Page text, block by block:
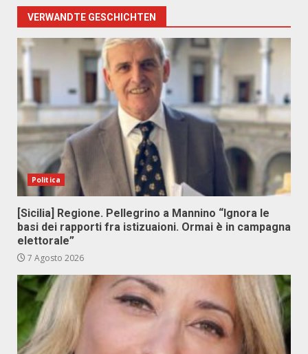
VERWANDTE GESCHICHTEN
Politica
[Sicilia] Regione. Pellegrino a Mannino “Ignora le
basi dei rapporti fra istizuaioni. Ormai è in campagna
elettorale”
7 Agosto 2026